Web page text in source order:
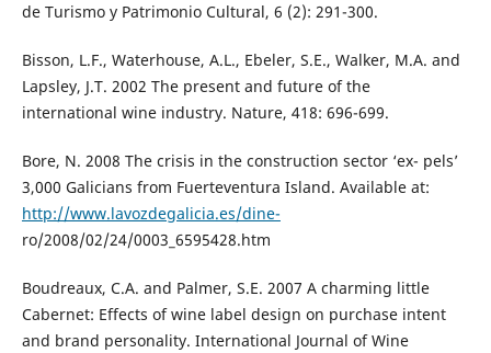
de Turismo y Patrimonio Cultural, 6 (2): 291-300.
Bisson, L.F., Waterhouse, A.L., Ebeler, S.E., Walker, M.A. and
Lapsley, J.T. 2002 The present and future of the
international wine industry. Nature, 418: 696-699.
Bore, N. 2008 The crisis in the construction sector ‘ex- pels’
3,000 Galicians from Fuerteventura Island. Available at:
http://www.lavozdegalicia.es/dine-
ro/2008/02/24/0003_6595428.htm
Boudreaux, C.A. and Palmer, S.E. 2007 A charming little
Cabernet: Effects of wine label design on purchase intent
and brand personality. International Journal of Wine